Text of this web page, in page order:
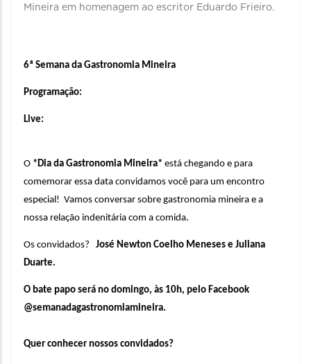
Mineira em homenagem ao escritor Eduardo Frieiro.
6ª Semana da Gastronomia Mineira
Programação:
Live:
O *Dia da Gastronomia Mineira* está chegando e para
comemorar essa data convidamos você para um encontro
especial! Vamos conversar sobre gastronomia mineira e a
nossa relação indenitária com a comida.
Os convidados?
José Newton Coelho Meneses e Juliana
Duarte.
O bate papo será no domingo, às 10h, pelo Facebook
@semanadagastronomiamineira.
Quer conhecer nossos convidados?